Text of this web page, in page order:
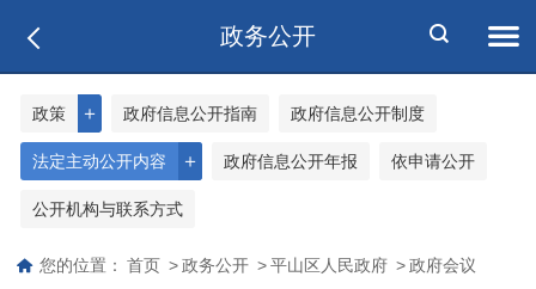
政务公开
＋
政策 政府信息公开指南 政府信息公开制度
＋
法定主动公开内容 政府信息公开年报 依申请公开
公开机构与联系方式
您的位置： 首页 > 政务公开 > 平山区人民政府 > 政府会议